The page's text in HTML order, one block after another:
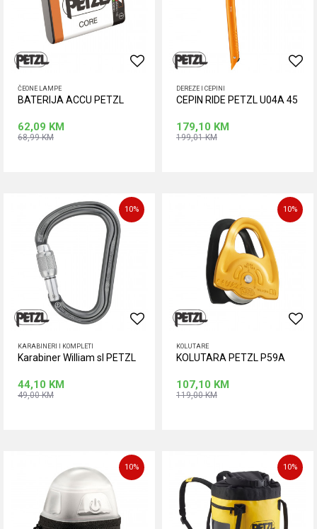
ČEONE LAMPE
BATERIJA ACCU PETZL
62,09 KM
68,99KM
DEREZE I CEPINI
CEPIN RIDE PETZL U04A 45
179,10 KM
199,01KM
10%
KARABINERI I KOMPLETI
Karabiner William sl PETZL
44,10 KM
49,00KM
10%
KOLUTARE
KOLUTARA PETZL P59A
107,10 KM
119,00KM
10% 10%